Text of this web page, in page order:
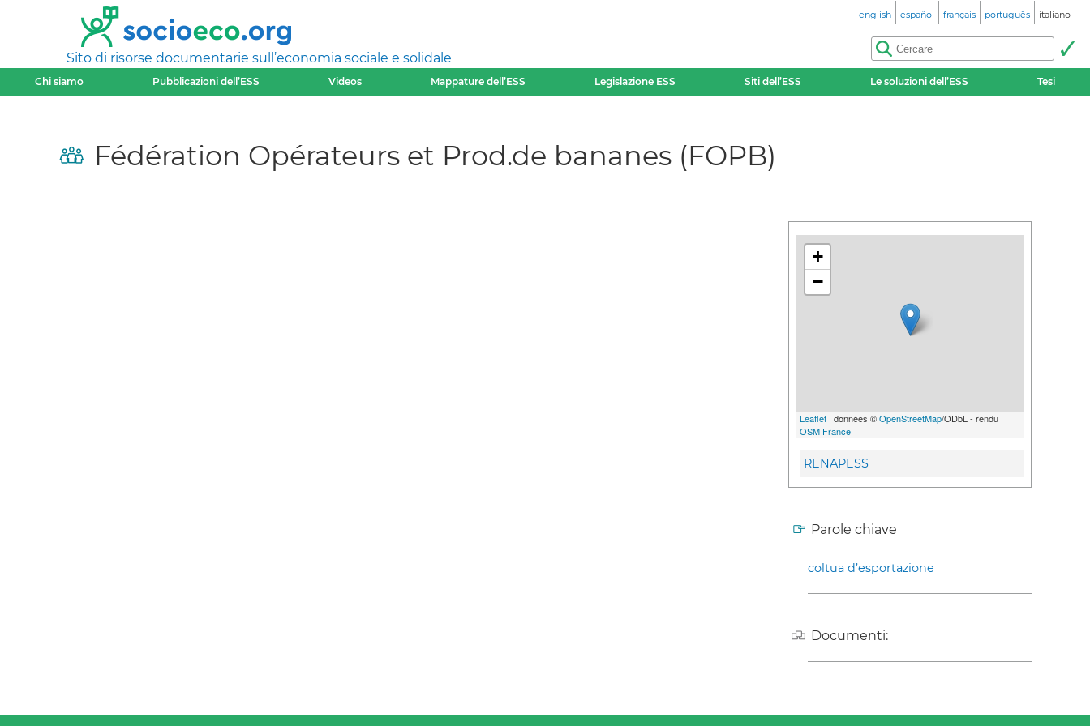
Sito di risorse documentarie sull’economia sociale e solidale
english español français português italiano
Chi siamo Pubblicazioni dell’ESS Videos Mappature dell’ESS Legislazione ESS Siti dell’ESS Le soluzioni dell’ESS Tesi
Fédération Opérateurs et Prod.de bananes (FOPB)
+
−
Leaflet | données ©OpenStreetMap/ODbL - rendu
OSM France
RENAPESS
Parole chiave
coltua d’esportazione
Documenti: